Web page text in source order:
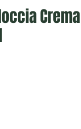
Crema